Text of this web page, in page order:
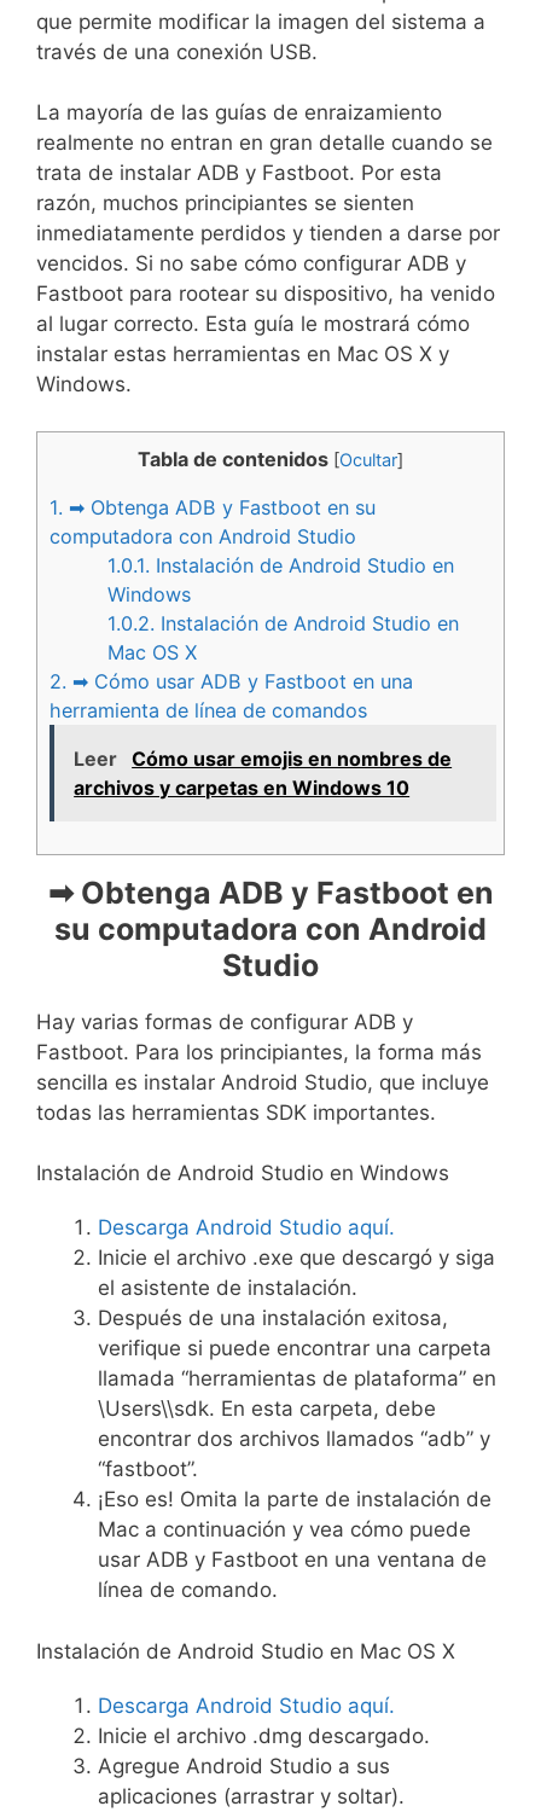
que permite modificar la imagen del sistema a
través de una conexión USB.
La mayoría de las guías de enraizamiento
realmente no entran en gran detalle cuando se
trata de instalar ADB y Fastboot. Por esta
razón, muchos principiantes se sienten
inmediatamente perdidos y tienden a darse por
vencidos. Si no sabe cómo configurar ADB y
Fastboot para rootear su dispositivo, ha venido
al lugar correcto. Esta guía le mostrará cómo
instalar estas herramientas en Mac OS X y
Windows.
Tabla de contenidos [Ocultar]
1. ➡ Obtenga ADB y Fastboot en su
computadora con Android Studio
1.0.1. Instalación de Android Studio en
Windows
1.0.2. Instalación de Android Studio en
Mac OS X
2. ➡ Cómo usar ADB y Fastboot en una
herramienta de línea de comandos
Leer
Cómo usar emojis en nombres de
archivos y carpetas en Windows 10
➡ Obtenga ADB y Fastboot en
su computadora con Android
Studio
Hay varias formas de configurar ADB y
Fastboot. Para los principiantes, la forma más
sencilla es instalar Android Studio, que incluye
todas las herramientas SDK importantes.
Instalación de Android Studio en Windows
Descarga Android Studio aquí.
Inicie el archivo .exe que descargó y siga
el asistente de instalación.
Después de una instalación exitosa,
verifique si puede encontrar una carpeta
llamada “herramientas de plataforma” en
\Users\\sdk. En esta carpeta, debe
encontrar dos archivos llamados “adb” y
“fastboot”.
¡Eso es! Omita la parte de instalación de
Mac a continuación y vea cómo puede
usar ADB y Fastboot en una ventana de
línea de comando.
Instalación de Android Studio en Mac OS X
Descarga Android Studio aquí.
Inicie el archivo .dmg descargado.
Agregue Android Studio a sus
aplicaciones (arrastrar y soltar).